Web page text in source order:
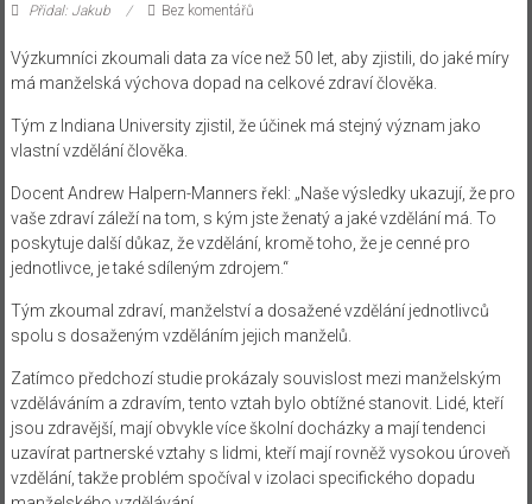
Přidal: Jakub Bez komentářů
Výzkumníci zkoumali data za více než 50 let, aby zjistili, do jaké míry
má manželská výchova dopad na celkové zdraví člověka.
Tým z Indiana University zjistil, že účinek má stejný význam jako
vlastní vzdělání člověka.
Docent Andrew Halpern-Manners řekl: „Naše výsledky ukazují, že pro
vaše zdraví záleží na tom, s kým jste ženatý a jaké vzdělání má. To
poskytuje další důkaz, že vzdělání, kromě toho, že je cenné pro
jednotlivce, je také sdíleným zdrojem.“
Tým zkoumal zdraví, manželství a dosažené vzdělání jednotlivců
spolu s dosaženým vzděláním jejich manželů.
Zatímco předchozí studie prokázaly souvislost mezi manželským
vzděláváním a zdravím, tento vztah bylo obtížné stanovit. Lidé, kteří
jsou zdravější, mají obvykle více školní docházky a mají tendenci
uzavírat partnerské vztahy s lidmi, kteří mají rovněž vysokou úroveň
vzdělání, takže problém spočíval v izolaci specifického dopadu